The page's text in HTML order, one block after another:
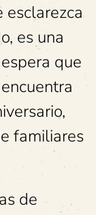
esclarezca
es una
que
familiares
de